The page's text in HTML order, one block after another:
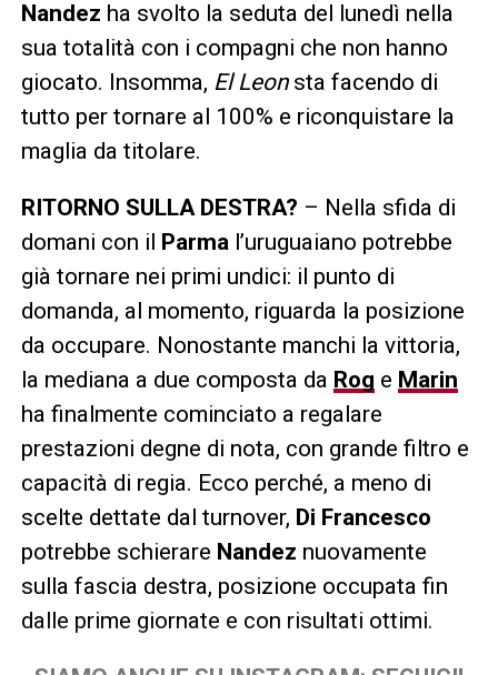
Nandez ha svolto la seduta del lunedì nella
sua totalità con i compagni che non hanno
giocato. Insomma, El Leonsta facendo di
tutto per tornare al 100% e riconquistare la
maglia da titolare.
RITORNO SULLA DESTRA? – Nella sfida di
domani con il Parmal’uruguaiano potrebbe
già tornare nei primi undici: il punto di
domanda, al momento, riguarda la posizione
da occupare. Nonostante manchi la vittoria,
la mediana a due composta da Rog e Marin
ha finalmente cominciato a regalare
prestazioni degne di nota, con grande filtro e
capacità di regia. Ecco perché, a meno di
scelte dettate dal turnover, Di Francesco
potrebbe schierare Nandez nuovamente
sulla fascia destra, posizione occupata fin
dalle prime giornate e con risultati ottimi.